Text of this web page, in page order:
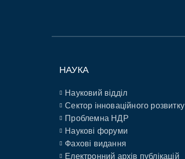
НАУКА
Науковий відділ
Сектор інноваційного розвитку
Проблемна НДР
Наукові форуми
Фахові видання
Електронний архів публікацій